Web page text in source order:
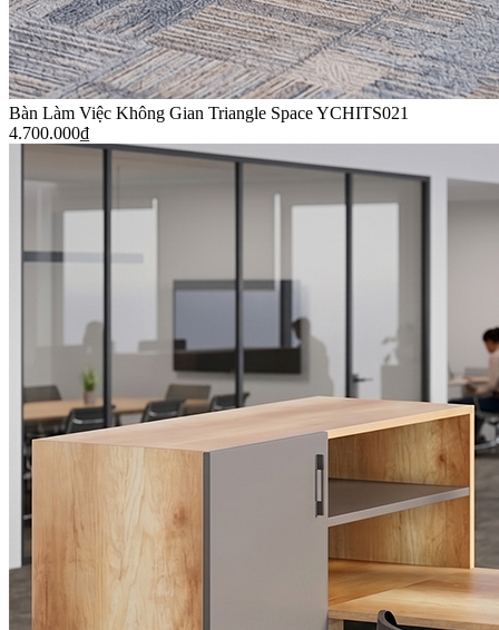
Bàn Làm Việc Không Gian Triangle Space YCHITS021
4.700.000₫